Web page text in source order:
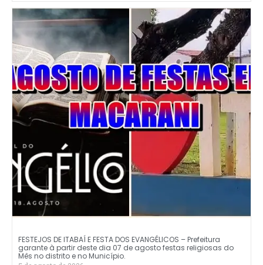
FESTEJOS DE ITABAÍ E FESTA DOS EVANGÉLICOS – Prefeitura
garante à partir deste dia 07 de agosto festas religiosas do
Mês no distrito e no Município.